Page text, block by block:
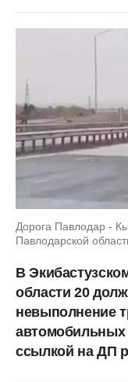
Дорога Павлодар -
Павлодарской
В
области 20
невыполнение
автомобильных
ссылкой на ДП